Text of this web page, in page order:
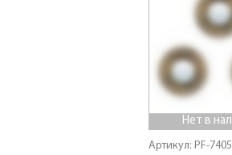
Нет в
Артикул: PF-